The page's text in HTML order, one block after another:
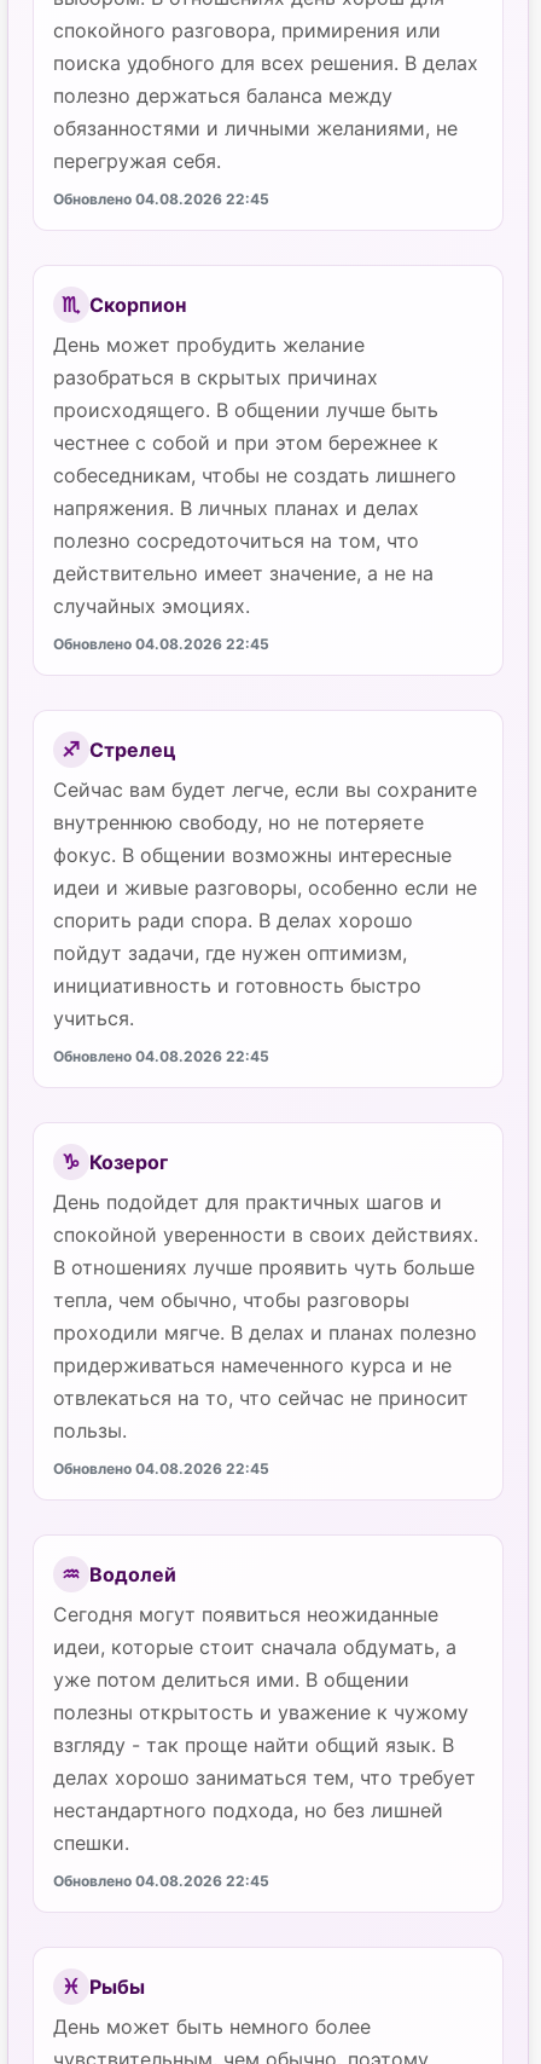
спокойного разговора, примирения или
поиска удобного для всех решения. В делах
полезно держаться баланса между
обязанностями и личными желаниями, не
перегружая себя.
Обновлено 04.08.2026 22:45
♏ Скорпион
День может пробудить желание
разобраться в скрытых причинах
происходящего. В общении лучше быть
честнее с собой и при этом бережнее к
собеседникам, чтобы не создать лишнего
напряжения. В личных планах и делах
полезно сосредоточиться на том, что
действительно имеет значение, а не на
случайных эмоциях.
Обновлено 04.08.2026 22:45
♐ Стрелец
Сейчас вам будет легче, если вы сохраните
внутреннюю свободу, но не потеряете
фокус. В общении возможны интересные
идеи и живые разговоры, особенно если не
спорить ради спора. В делах хорошо
пойдут задачи, где нужен оптимизм,
инициативность и готовность быстро
учиться.
Обновлено 04.08.2026 22:45
♑ Козерог
День подойдет для практичных шагов и
спокойной уверенности в своих действиях.
В отношениях лучше проявить чуть больше
тепла, чем обычно, чтобы разговоры
проходили мягче. В делах и планах полезно
придерживаться намеченного курса и не
отвлекаться на то, что сейчас не приносит
пользы.
Обновлено 04.08.2026 22:45
♒ Водолей
Сегодня могут появиться неожиданные
идеи, которые стоит сначала обдумать, а
уже потом делиться ими. В общении
полезны открытость и уважение к чужому
взгляду - так проще найти общий язык. В
делах хорошо заниматься тем, что требует
нестандартного подхода, но без лишней
спешки.
Обновлено 04.08.2026 22:45
♓ Рыбы
День может быть немного более